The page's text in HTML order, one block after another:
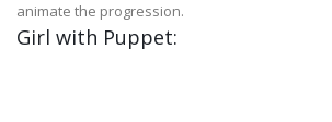
animate the progression.
Girl with Puppet: